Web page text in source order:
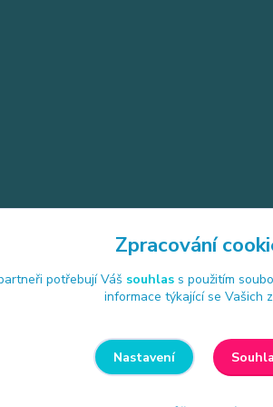
26 Strunkovice nad Blanicí
Zpracování
potřebují Váš souhlass použitím
informace týkající se Vašich
Nastavení